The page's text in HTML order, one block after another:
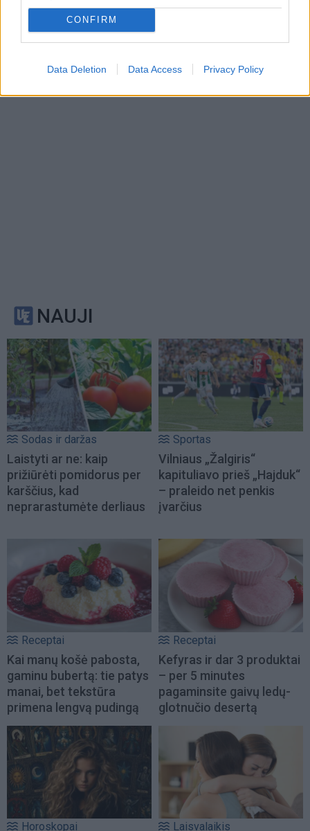
CONFIRM
Data Deletion Data Access Privacy Policy
Kriminalai
Muitininko Dulaičio
pasekėjas nušovė gandrą
Kriminalai
priklauso kitiems:
privertė griebtis smurto
NAUJI
Sodas ir daržas
Laistyti ar ne: kaip
prižiūrėti pomidorus per
karščius, kad
neprarastumėte derliaus
Sportas
Vilniaus „Žalgiris“
kapituliavo prieš „Hajduk“
– praleido net penkis
įvarčius
Receptai
Kai manų košė pabosta,
gaminu bubertą: tie patys
manai, bet tekstūra
primena lengvą pudingą
Receptai
Kefyras ir dar 3 produktai
– per 5 minutes
pagaminsite gaivų ledų-
glotnučio desertą
Horoskopai Laisvalaikis